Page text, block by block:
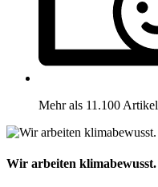
Mehr als 11.100 Artikel
Wir arbeiten klimabewusst.